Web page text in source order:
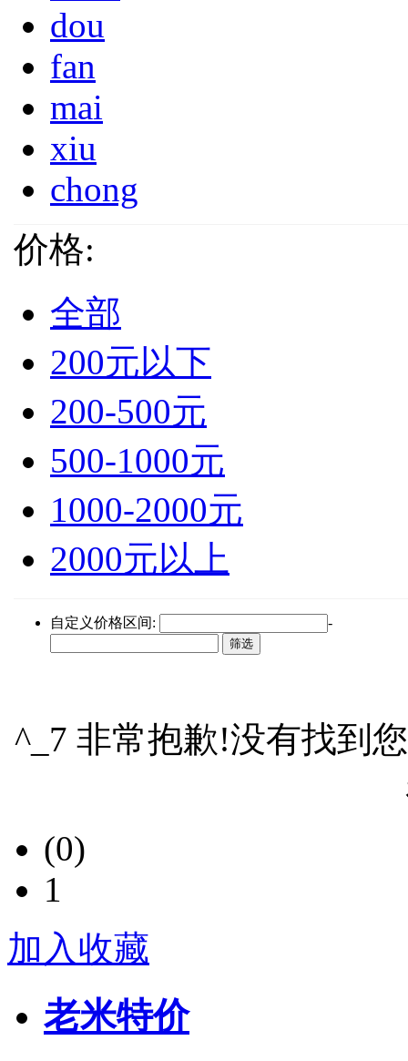
dou
fan
mai
xiu
chong
价格:
全部
200元以下
200-500元
500-1000元
1000-2000元
2000元以上
自定义价格区间: -
^_7 非常抱歉!没有找到
(0)
1
加入收藏
老米特价